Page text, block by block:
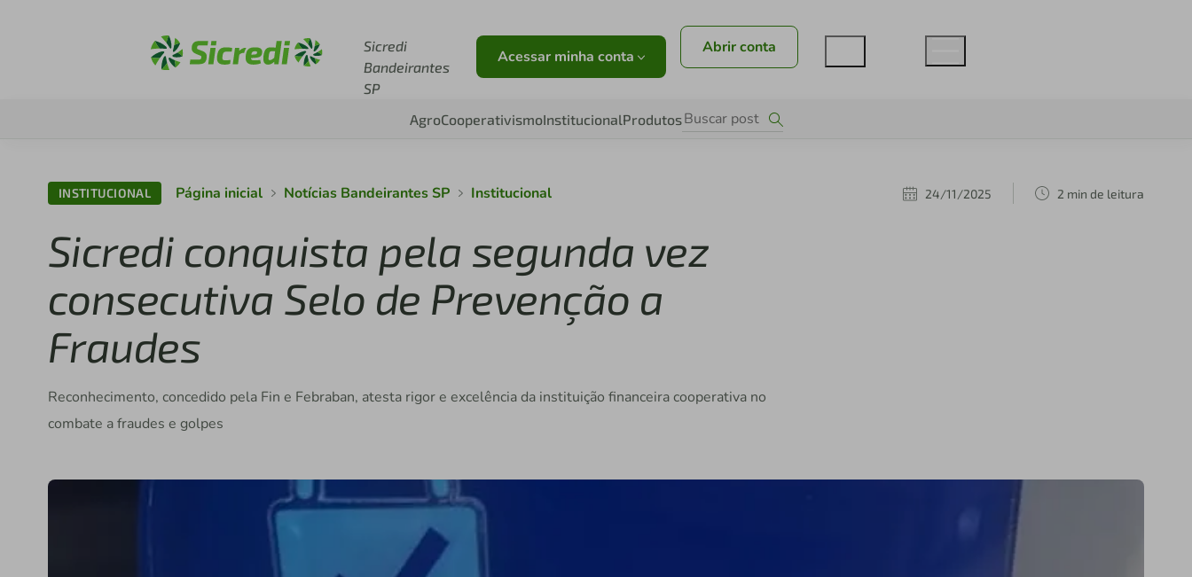
Sicredi
Bandeirantes
SP
Acessar minha conta Abrir conta
AgroCooperativismoInstitucionalProdutos
INSTITUCIONAL Página inicial Notícias Bandeirantes SP Institucional 24/11/2025 2 min de leitura
Sicredi conquista pela segunda vez
consecutiva Selo de Prevenção a
Fraudes
Reconhecimento, concedido pela Fin e Febraban, atesta rigor e excelência da instituição financeira cooperativa no
combate a fraudes e golpes